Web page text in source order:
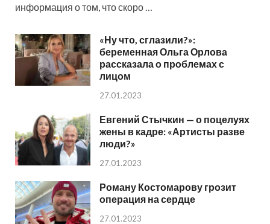
информация о том, что скоро …
«Ну что, сглазили?»:
беременная Ольга Орлова
рассказала о проблемах с
лицом
27.01.2023
Евгений Стычкин — о поцелуях
жены в кадре: «Артисты разве
люди?»
27.01.2023
Роману Костомарову грозит
операция на сердце
27.01.2023